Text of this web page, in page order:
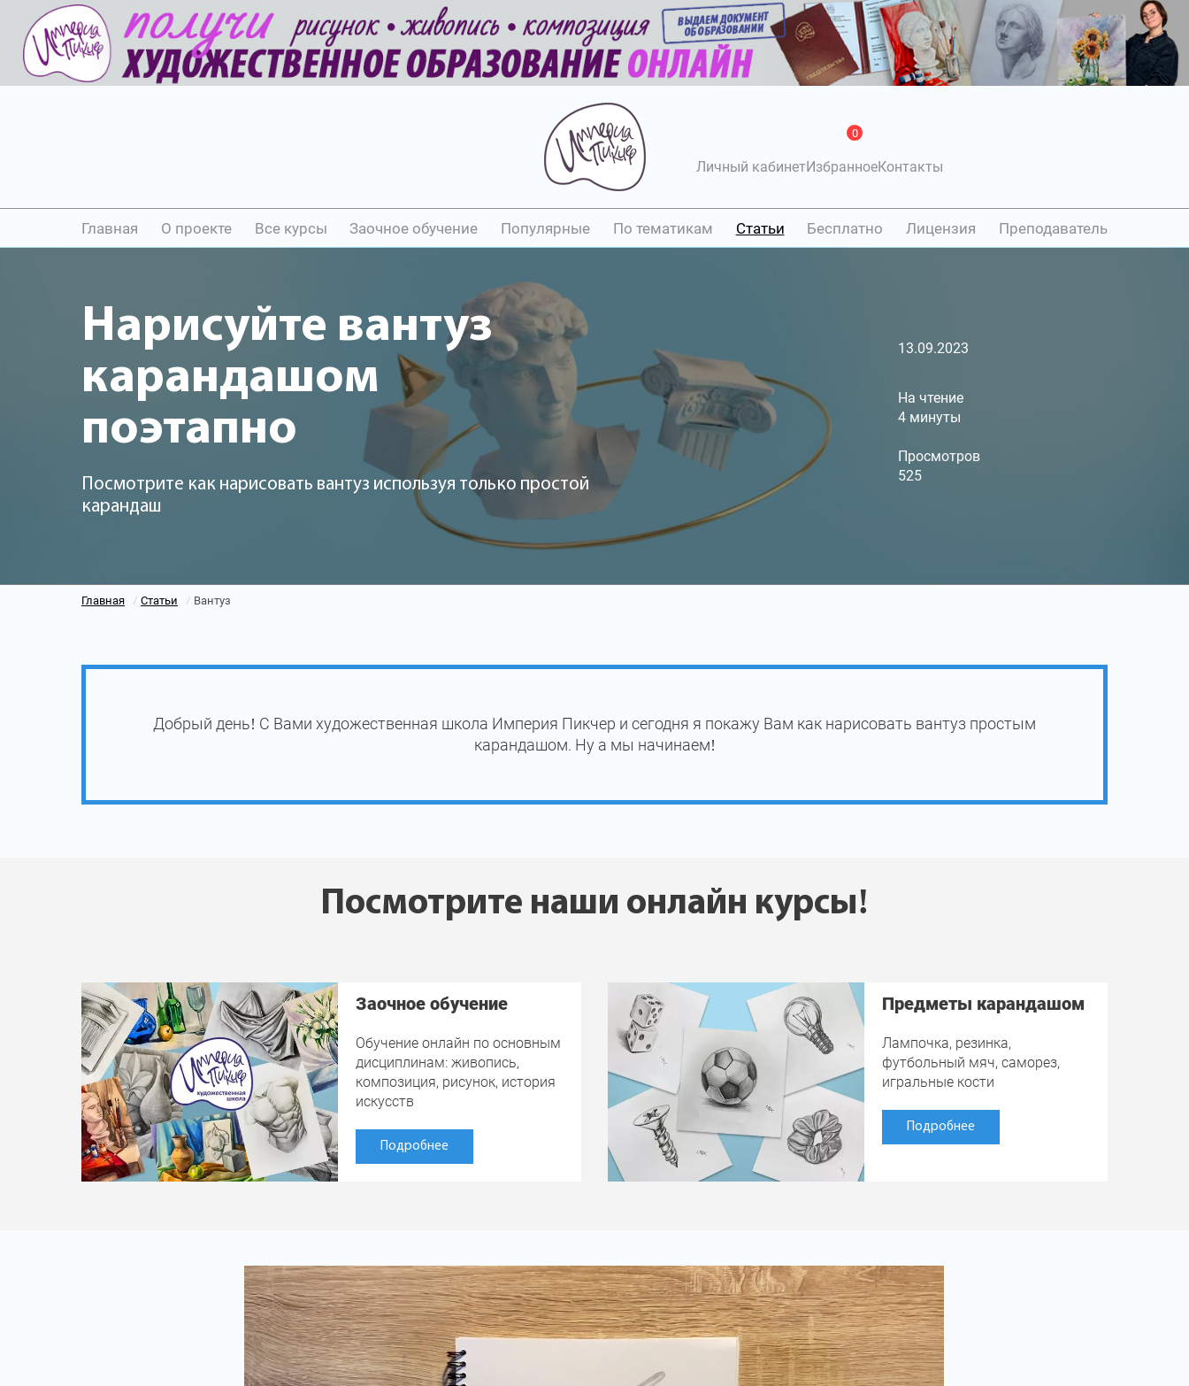
Личный кабинетИзбранное
0
Контакты
Главная О проекте Все курсы Заочное обучение Популярные По тематикам Статьи Бесплатно Лицензия Преподаватель
Нарисуйте вантуз
карандашом
поэтапно
Посмотрите как нарисовать вантуз используя только простой
карандаш
13.09.2023
На чтение
4 минуты
Просмотров
525
Главная / Статьи / Вантуз
Добрый день! С Вами художественная школа Империя Пикчер и сегодня я покажу Вам как нарисовать вантуз простым
карандашом. Ну а мы начинаем!
Посмотрите наши онлайн курсы!
Заочное обучение
Обучение онлайн по основным
дисциплинам: живопись,
композиция, рисунок, история
искусств
Подробнее
Предметы карандашом
Лампочка, резинка,
футбольный мяч, саморез,
игральные кости
Подробнее